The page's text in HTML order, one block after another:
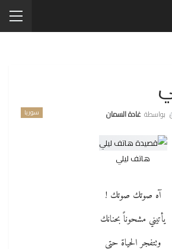
سوريا بواسطة غادة السمان
هاتف ليلي
آه صوتك صوتك !
يأتيني مشحوناً بحنانك
وتتفجر الحياة حتى